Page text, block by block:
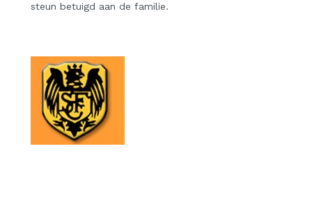
steun betuigd aan de familie.